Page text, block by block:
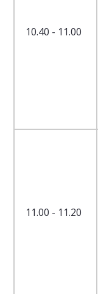
10.40 - 11.00
11.00 - 11.20